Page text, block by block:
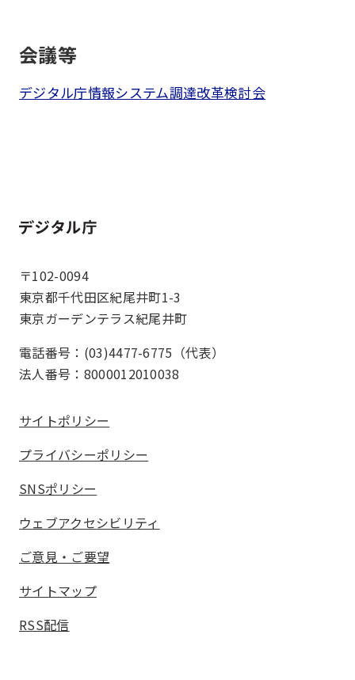
会議等
デジタル庁情報システム調達改革検討会
ホーム
〒102-0094
東京都千代田区紀尾井町1-3
東京ガーデンテラス紀尾井町
電話番号：(03)4477-6775（代表）
法人番号：8000012010038
サイトポリシー
プライバシーポリシー
SNSポリシー
ウェブアクセシビリティ
ご意見・ご要望
サイトマップ
RSS配信